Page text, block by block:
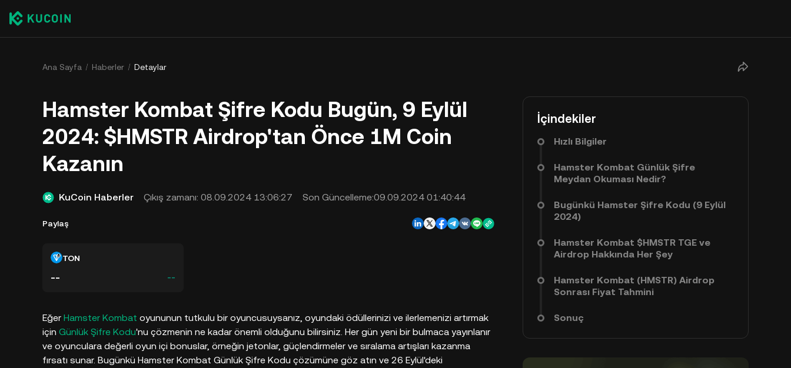
Ana Sayfa Haberler Detaylar
Hamster Kombat Şifre Kodu Bugün, 9 Eylül
2024: $HMSTR Airdrop'tan Önce 1M Coin
Kazanın
KuCoin Haberler Çıkış zamanı: 08.09.2024 13:06:27 Son Güncelleme:09.09.2024 01:40:44
Paylaş
TON
-- --
Eğer Hamster Kombat oyununun tutkulu bir oyuncusuysanız, oyundaki ödüllerinizi ve ilerlemenizi artırmak
için Günlük Şifre Kodu'nu çözmenin ne kadar önemli olduğunu bilirsiniz. Her gün yeni bir bulmaca yayınlanır
ve oyunculara değerli oyun içi bonuslar, örneğin jetonlar, güçlendirmeler ve sıralama artışları kazanma
fırsatı sunar. Bugünkü Hamster Kombat Günlük Şifre Kodu çözümüne göz atın ve 26 Eylül'deki
İçindekiler
Hızlı Bilgiler
Hamster Kombat Günlük Şifre
Meydan Okuması Nedir?
Bugünkü Hamster Şifre Kodu (9 Eylül
2024)
Hamster Kombat $HMSTR TGE ve
Airdrop Hakkında Her Şey
Hamster Kombat (HMSTR) Airdrop
Sonrası Fiyat Tahmini
Sonuç